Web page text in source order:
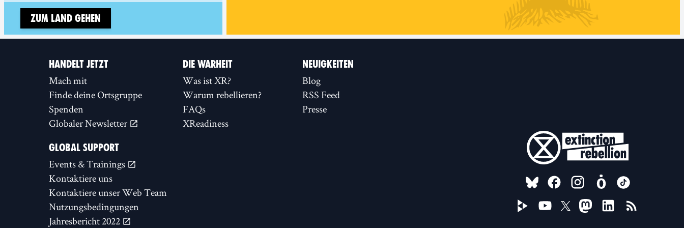
Zum Land gehen
HANDELT JETZT
Mach mit
Finde deine Ortsgruppe
Spenden
Globaler Newsletter
DIE WARHEIT
Was ist XR?
Warum rebellieren?
FAQs
XReadiness
NEUIGKEITEN
Blog
RSS Feed
Presse
GLOBAL SUPPORT
Events & Trainings
Kontaktiere uns
Kontaktiere unser Web Team
Nutzungsbedingungen
Jahresbericht 2022
FOLLOW US ON